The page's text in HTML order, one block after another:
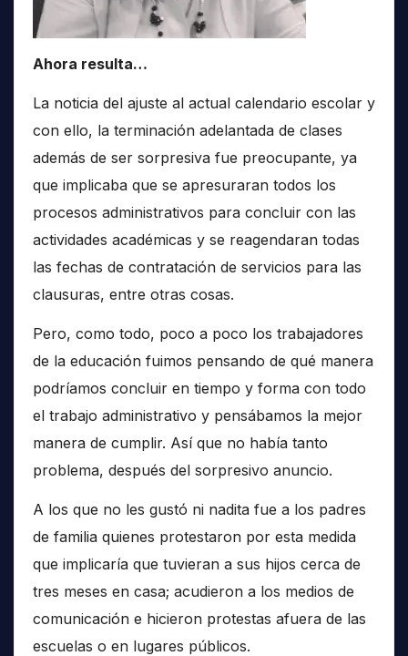
Ahora resulta…
La noticia del ajuste al actual calendario escolar y
con ello, la terminación adelantada de clases
además de ser sorpresiva fue preocupante, ya
que implicaba que se apresuraran todos los
procesos administrativos para concluir con las
actividades académicas y se reagendaran todas
las fechas de contratación de servicios para las
clausuras, entre otras cosas.
Pero, como todo, poco a poco los trabajadores
de la educación fuimos pensando de qué manera
podríamos concluir en tiempo y forma con todo
el trabajo administrativo y pensábamos la mejor
manera de cumplir. Así que no había tanto
problema, después del sorpresivo anuncio.
A los que no les gustó ni nadita fue a los padres
de familia quienes protestaron por esta medida
que implicaría que tuvieran a sus hijos cerca de
tres meses en casa; acudieron a los medios de
comunicación e hicieron protestas afuera de las
escuelas o en lugares públicos.